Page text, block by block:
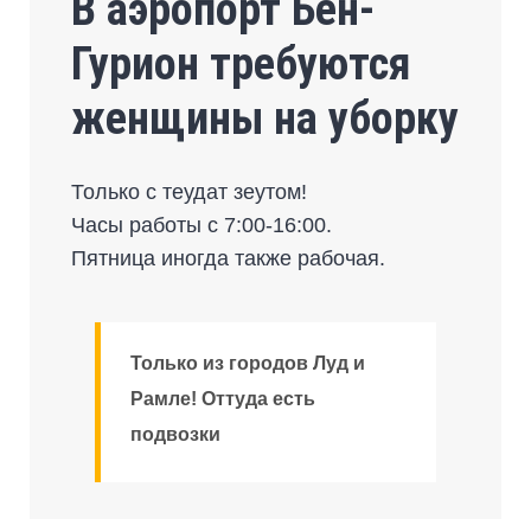
Гурион требуются
женщины на уборку
Только с теудат зеутом!
Часы работы с 7:00-16:00.
Пятница иногда также рабочая.
Только из городов Луд и
Рамле! Оттуда есть
подвозки